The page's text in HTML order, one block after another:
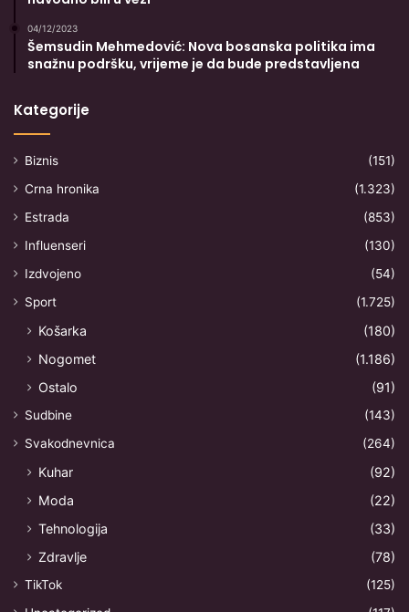
04/12/2023
Šemsudin Mehmedović: Nova bosanska politika ima
snažnu podršku, vrijeme je da bude predstavljena
Kategorije
Biznis
(151)
Crna hronika
(1.323)
Estrada
(853)
Influenseri
(130)
Izdvojeno
(54)
Sport
(1.725)
Košarka
(180)
Nogomet
(1.186)
Ostalo
(91)
Sudbine
(143)
Svakodnevnica
(264)
Kuhar
(92)
Moda
(22)
Tehnologija
(33)
Zdravlje
(78)
TikTok
(125)